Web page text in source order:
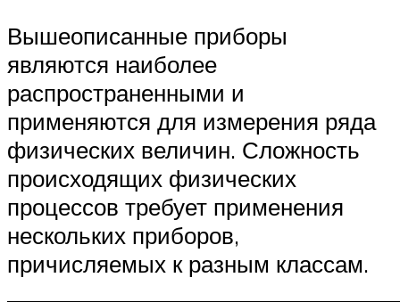
Вышеописанные приборы
являются наиболее
распространенными и
применяются для измерения ряда
физических величин. Сложность
происходящих физических
процессов требует применения
нескольких приборов,
причисляемых к разным классам.